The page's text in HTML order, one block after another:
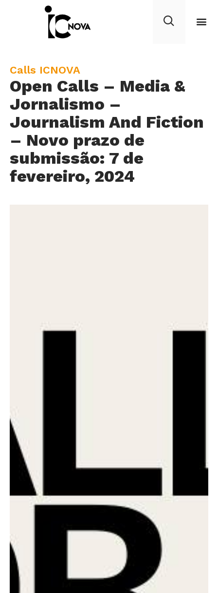
Open Calls – Media &
Jornalismo –
Journalism And Fiction
– Novo prazo de
submissão: 7 de
fevereiro, 2024
C
a
e
g
o
y
Calls ICNOVA